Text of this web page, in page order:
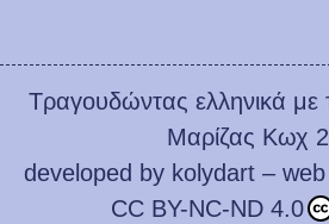
Τραγουδώντας ελληνικά με
Μαρίζας Κωχ
developed by kolydart –
CC BY-NC-ND 4.0